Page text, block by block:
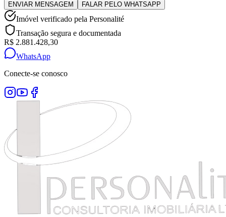
ENVIAR MENSAGEM FALAR PELO WHATSAPP
Imóvel verificado pela Personalité
Transação segura e documentada
R$ 2.881.428,30
WhatsApp
Conecte-se conosco